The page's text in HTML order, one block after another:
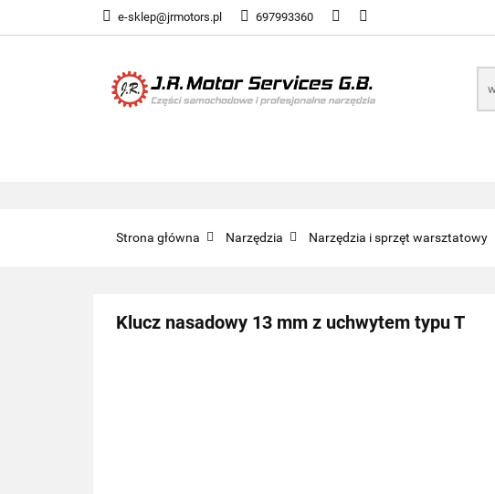
e-sklep@jrmotors.pl 697993360
UKŁADY PALIWOWE
KOMPONENTY ELEKTRONICZNE
Strona główna Narzędzia Narzędzia i sprzęt warsztatowy
Klucz nasadowy 13 mm z uchwytem typu T